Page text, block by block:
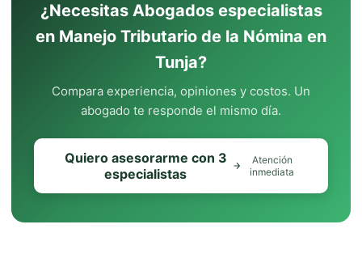
¿Necesitas Abogados especialistas
en Manejo Tributario de la Nómina en
Tunja?
Compara experiencia, opiniones y costos. Un
abogado te responde el mismo día.
Quiero asesorarme con 3
especialistas
Atención
inmediata